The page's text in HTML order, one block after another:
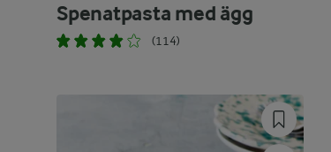
Spenatpasta med ägg
(114)